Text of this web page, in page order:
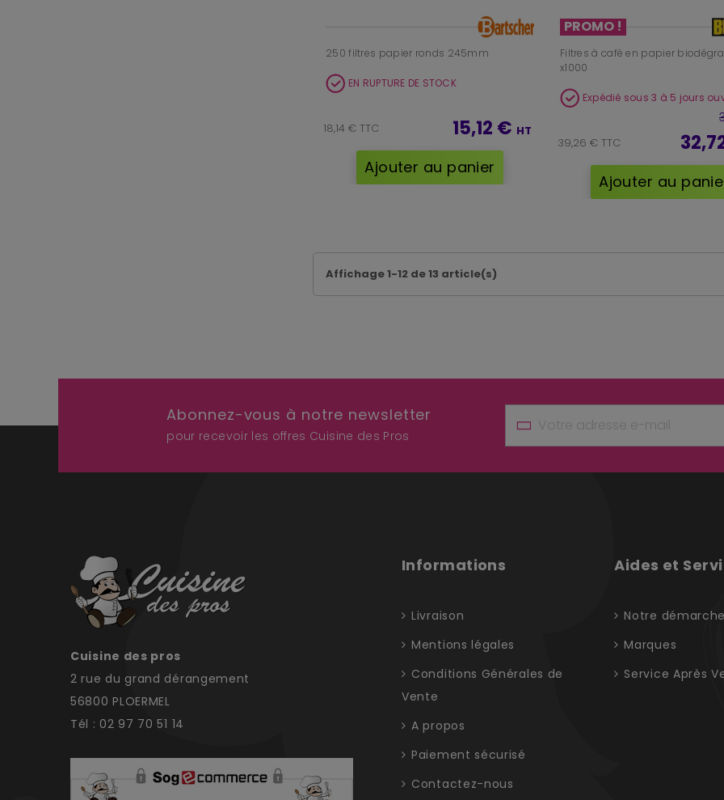
250 filtres papier ronds 245mm
EN RUPTURE DE STOCK
18,14 € TTC 15,12 € HT
Ajouter au panier
PROMO !
Filtres à café en papier
x1000
Expédié sous 3 à 5 jours
39,26 € TTC
Ajouter au
Affichage 1-12 de 13 article(s)
Abonnez-vous à notre newsletter
pour recevoir les offres Cuisine des Pros
Cuisine des pros
2 rue du grand dérangement
56800 PLOERMEL
Tél : 02 97 70 51 14
Informations
Livraison
Mentions légales
Conditions Générales de
Vente
A propos
Paiement sécurisé
Contactez-nous
Aides et
Notre démarche
Marques
Service Après